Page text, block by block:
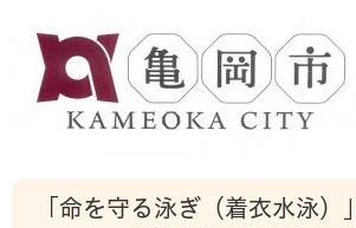
「命を守る泳ぎ（着衣水泳）」